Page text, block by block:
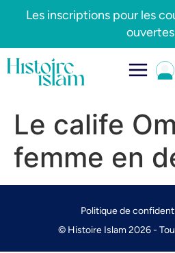
Les inscriptions pour les
Le calife
femme en
© Histoire Islam 2026 -
Politique de